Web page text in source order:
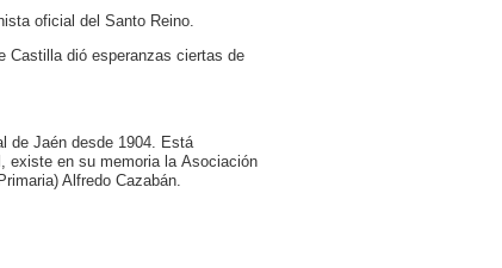
oficial del Santo Reino.
Castilla dió esperanzas ciertas de
de Jaén desde 1904. Está
existe en su memoria la Asociación
Alfredo Cazabán.